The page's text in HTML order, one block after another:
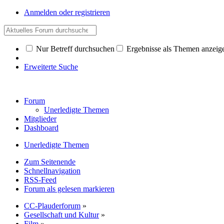
Anmelden oder registrieren
Nur Betreff durchsuchen Ergebnisse als Themen
Erweiterte Suche
Forum
Unerledigte Themen
Mitglieder
Dashboard
Unerledigte Themen
Zum Seitenende
Schnellnavigation
RSS-Feed
Forum als gelesen markieren
CC-Plauderforum »
Gesellschaft und Kultur »